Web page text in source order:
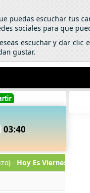
puedas escuchar tus
sociales para que
escuchar y dar clic
gustar.
03:40
- Hoy Es Viernes